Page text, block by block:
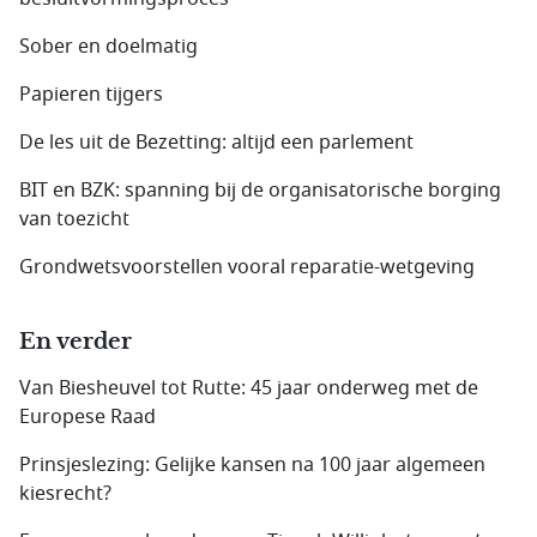
Sober en doelmatig
Papieren tijgers
De les uit de Bezetting: altijd een parlement
BIT en BZK: spanning bij de organisatorische borging
van toezicht
Grondwetsvoorstellen vooral reparatie-wetgeving
En verder
Van Biesheuvel tot Rutte: 45 jaar onderweg met de
Europese Raad
Prinsjeslezing: Gelijke kansen na 100 jaar algemeen
kiesrecht?